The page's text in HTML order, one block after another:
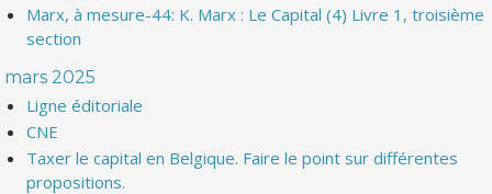
Marx, à mesure-44: K. Marx : Le Capital (4) Livre 1, troisième
section
mars 2025
Ligne éditoriale
CNE
Taxer le capital en Belgique. Faire le point sur différentes
propositions.